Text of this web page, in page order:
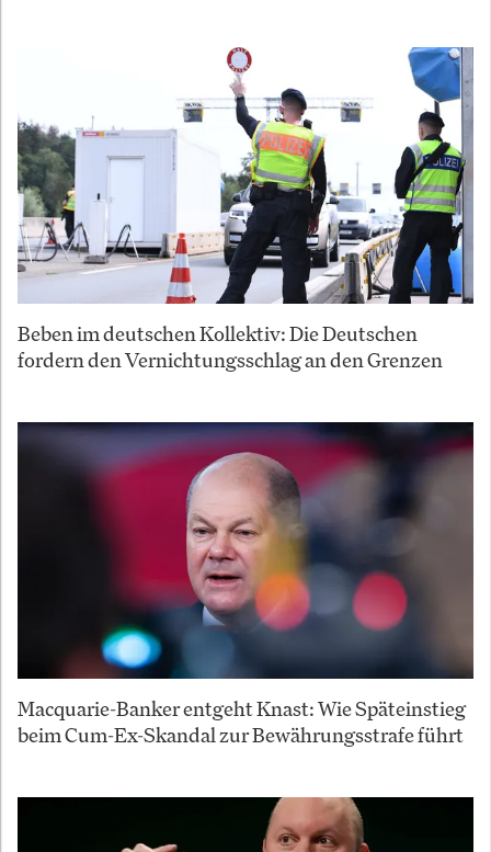
Beben im deutschen Kollektiv: Die Deutschen
fordern den Vernichtungsschlag an den Grenzen
Macquarie-Banker entgeht Knast: Wie Späteinstieg
beim Cum-Ex-Skandal zur Bewährungsstrafe führt